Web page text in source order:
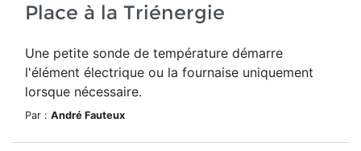
Place à la Triénergie
Une petite sonde de température démarre
l'élément électrique ou la fournaise uniquement
lorsque nécessaire.
Par : André Fauteux